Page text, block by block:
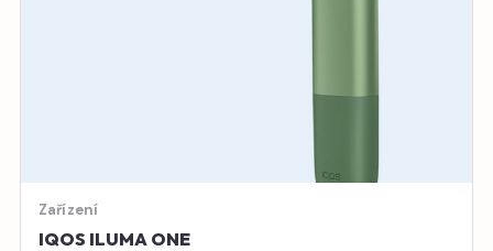
Zařízení
IQOS ILUMA ONE